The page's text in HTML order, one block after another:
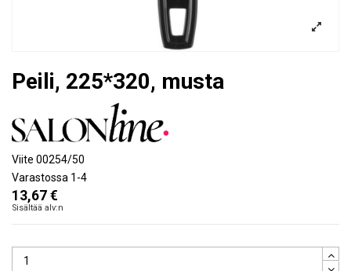
Peili, 225*320, musta
Viite 00254/50
Varastossa 1-4
13,67 €
Sisältää alv:n